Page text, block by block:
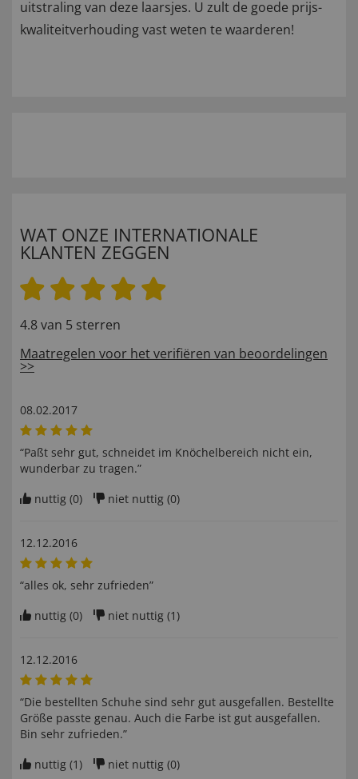
uitstraling van deze laarsjes. U zult de goede prijs-
kwaliteitverhouding vast weten te waarderen!
WAT ONZE INTERNATIONALE
KLANTEN ZEGGEN
4.8 van 5 sterren
Maatregelen voor het verifiëren van beoordelingen
>>
08.02.2017
“Paßt sehr gut, schneidet im Knöchelbereich nicht ein,
wunderbar zu tragen.”
nuttig (0) niet nuttig (0)
12.12.2016
“alles ok, sehr zufrieden”
nuttig (0) niet nuttig (1)
12.12.2016
“Die bestellten Schuhe sind sehr gut ausgefallen. Bestellte
Größe passte genau. Auch die Farbe ist gut ausgefallen.
Bin sehr zufrieden.”
nuttig (1) niet nuttig (0)